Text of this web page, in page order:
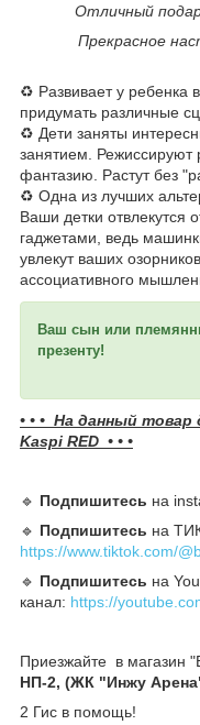
Отличный
Прекрасное
♻️ Развивает у ребенка
придумать различные
♻️ Дети заняты
занятием. Режиссируют
фантазию. Растут без
♻️ Одна из лучших
Ваши детки отвлекутся
гаджетами, ведь
увлекут ваших
ассоциативного
Ваш сын или
презенту!
• • • На данный
Kaspi RED • • •
🔹️ Подпишитесь на
🔹️ Подпишитесь на
https://www.tiktok.com/
🔹️ Подпишитесь на
канал: https://
Приезжайте в магазин
НП-2, (ЖК "Инжу
2 Гис в помощь!